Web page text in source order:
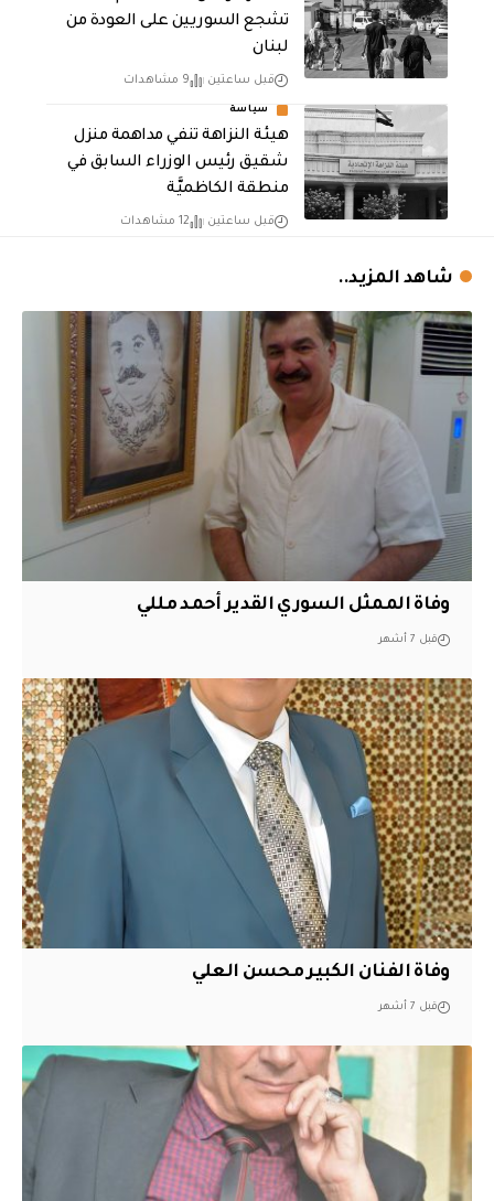
تشجع السوريين على العودة من
لبنان
قبل ساعتين 9 مشاهدات
سياسة
هيئة النزاهة تنفي مداهمة منزل
شقيق رئيس الوزراء السابق في
منطقة الكاظميَّة
قبل ساعتين 12 مشاهدات
شاهد المزيد..
وفاة الممثل السوري القدير أحمد مللي
قبل 7 أشهر
وفاة الفنان الكبير محسن العلي
قبل 7 أشهر